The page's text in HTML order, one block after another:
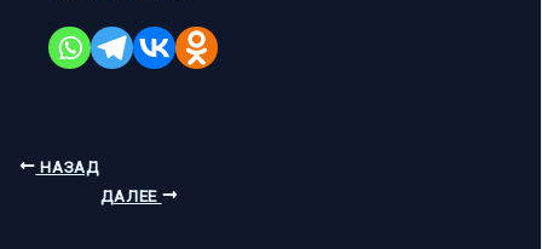
НАЗАД
ДАЛЕЕ